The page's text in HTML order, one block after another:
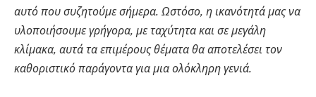
αυτό που συζητούμε σήμερα. Ωστόσο, η ικανότητά μας να
υλοποιήσουμε γρήγορα, με ταχύτητα και σε μεγάλη
κλίμακα, αυτά τα επιμέρους θέματα θα αποτελέσει τον
καθοριστικό παράγοντα για μια ολόκληρη γενιά.